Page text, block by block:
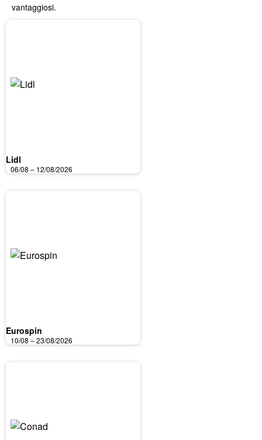
vantaggiosi.
Lidl
06/08 – 12/08/2026
Eurospin
10/08 – 23/08/2026